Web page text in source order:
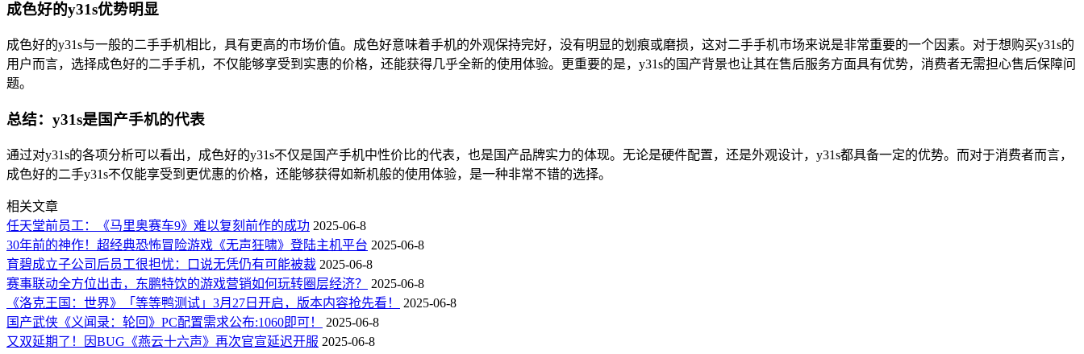
成色好的y31s优势明显
成色好的y31s与一般的二手手机相比，具有更高的市场价值。成色好意味着手机的外观保持完好，没有明显的划痕或磨损，这对二手手机市场来说是非常重要的一个因素。对于想购买y31s的
用户而言，选择成色好的二手手机，不仅能够享受到实惠的价格，还能获得几乎全新的使用体验。更重要的是，y31s的国产背景也让其在售后服务方面具有优势，消费者无需担心售后保障问
题。
总结：y31s是国产手机的代表
通过对y31s的各项分析可以看出，成色好的y31s不仅是国产手机中性价比的代表，也是国产品牌实力的体现。无论是硬件配置，还是外观设计，y31s都具备一定的优势。而对于消费者而言，
成色好的二手y31s不仅能享受到更优惠的价格，还能够获得如新机般的使用体验，是一种非常不错的选择。
相关文章
任天堂前员工：《马里奥赛车9》难以复刻前作的成功 2025-06-8
30年前的神作！超经典恐怖冒险游戏《无声狂啸》登陆主机平台 2025-06-8
育碧成立子公司后员工很担忧：口说无凭仍有可能被裁 2025-06-8
赛事联动全方位出击，东鹏特饮的游戏营销如何玩转圈层经济？
2025-06-8
《洛克王国：世界》「等等鸭测试」3月27日开启，版本内容抢先看！
2025-06-8
国产武侠《义闻录：轮回》PC配置需求公布:1060即可！
2025-06-8
又双延期了！因BUG《燕云十六声》再次官宣延迟开服 2025-06-8